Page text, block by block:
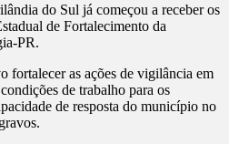
do Sul já começou a receber os
de Fortalecimento da
PR.
fortalecer as ações de vigilância em
de trabalho para os
de resposta do município no